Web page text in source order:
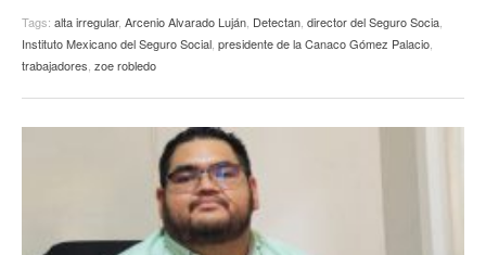
Tags: alta irregular, Arcenio Alvarado Luján Detectan director del Seguro Socia
Instituto Mexicano del Seguro Social presidente de la Canaco Gómez Palacio
trabajadores zoe robledo